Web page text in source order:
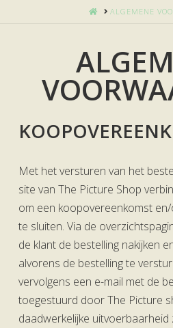
HOMEALGEMENE
Met het versturen van het
site van The Picture Shop
om een koopovereenkomst
te sluiten. Via de
de klant de bestelling nakijken
alvorens de bestelling te
vervolgens een e-mail met de
toegestuurd door The Picture
daadwerkelijke